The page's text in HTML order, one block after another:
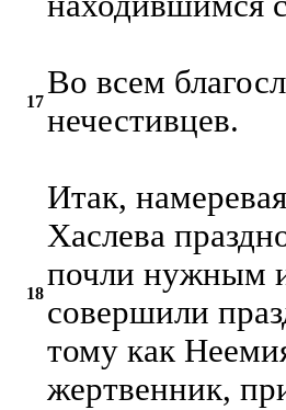
17
Во всем
нечестивцев.
18
Итак,
Хаслева
почли нужным
совершили
тому как
жертвенник,